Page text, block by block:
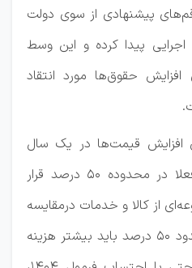
پیشنهادی از سوی دولت
پیدا کرده و این وسط
حقوق‌ها مورد انتقاد
افزایش قیمت‌ها در یک سال
گذشته را نشان می‌دهد، فعلا در محدوده ۵۰ درصد قرار
از کالا و خدمات درمقایسه
با برهه مشابه سال قبل حدود ۵۰ درصد باید بیشتر هزینه